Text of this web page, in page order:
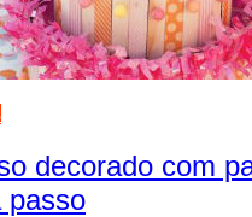
decorado com
passo